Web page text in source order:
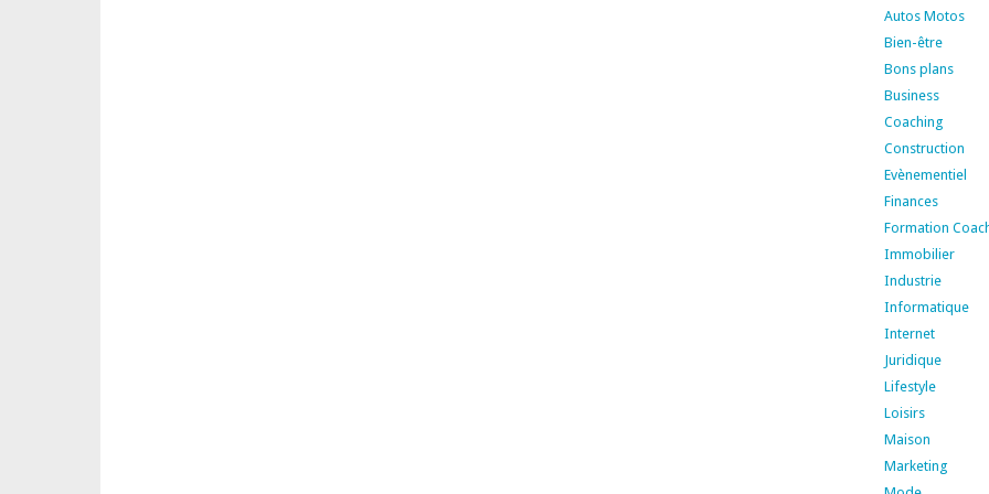
Autos Motos
Bien-être
Bons plans
Business
Coaching
Construction
Evènementiel
Finances
Formation
Immobilier
Industrie
Informatique
Internet
Juridique
Lifestyle
Loisirs
Maison
Marketing